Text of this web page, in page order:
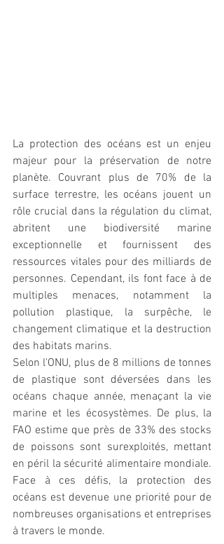
La protection des océans est un enjeu
majeur pour la préservation de notre
planète. Couvrant plus de 70% de la
surface terrestre, les océans jouent un
rôle crucial dans la régulation du climat,
abritent une biodiversité marine
exceptionnelle et fournissent des
ressources vitales pour des milliards de
personnes. Cependant, ils font face à de
multiples menaces, notamment la
pollution plastique, la surpêche, le
changement climatique et la destruction
des habitats marins.
Selon l'ONU, plus de 8 millions de tonnes
de plastique sont déversées dans les
océans chaque année, menaçant la vie
marine et les écosystèmes. De plus, la
FAO estime que près de 33% des stocks
de poissons sont surexploités, mettant
en péril la sécurité alimentaire mondiale.
Face à ces défis, la protection des
océans est devenue une priorité pour de
nombreuses organisations et entreprises
à travers le monde.